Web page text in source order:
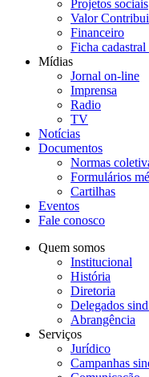
Projetos sociais
Valor
Financeiro
Ficha
Mídias
Jornal on-line
Imprensa
Radio
TV
Notícias
Documentos
Normas
Formulários
Cartilhas
Eventos
Fale conosco
Quem somos
Institucional
História
Diretoria
Delegados
Abrangência
Serviços
Jurídico
Campanhas